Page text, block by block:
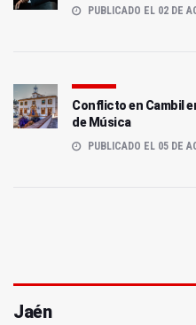
PUBLICADO EL 02 DE
Conflicto en Cambil
de Música
PUBLICADO EL 05 DE
Jaén